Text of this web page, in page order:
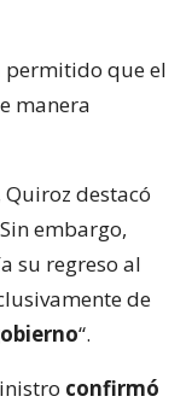
permitido que el
manera
Quiroz destacó
Sin embargo,
su regreso al
de
“.
confirmó